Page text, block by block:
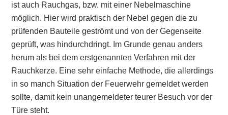
ist auch Rauchgas, bzw. mit einer Nebelmaschine
möglich. Hier wird praktisch der Nebel gegen die zu
prüfenden Bauteile geströmt und von der Gegenseite
geprüft, was hindurchdringt. Im Grunde genau anders
herum als bei dem erstgenannten Verfahren mit der
Rauchkerze. Eine sehr einfache Methode, die allerdings
in so manch Situation der Feuerwehr gemeldet werden
sollte, damit kein unangemeldeter teurer Besuch vor der
Türe steht.